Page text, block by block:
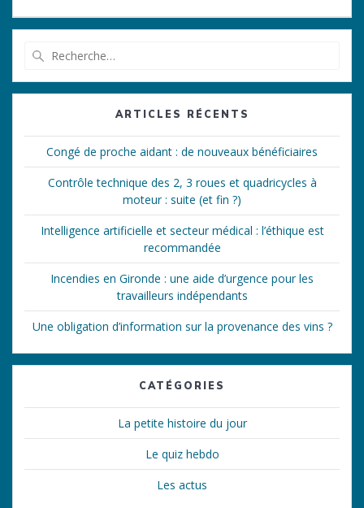
l’article
:
ARTICLES RÉCENTS
Congé de proche aidant : de nouveaux bénéficiaires
Contrôle technique des 2, 3 roues et quadricycles à
moteur : suite (et fin ?)
Intelligence artificielle et secteur médical : l’éthique est
recommandée
Incendies en Gironde : une aide d’urgence pour les
travailleurs indépendants
Une obligation d’information sur la provenance des vins ?
CATÉGORIES
La petite histoire du jour
Le quiz hebdo
Les actus